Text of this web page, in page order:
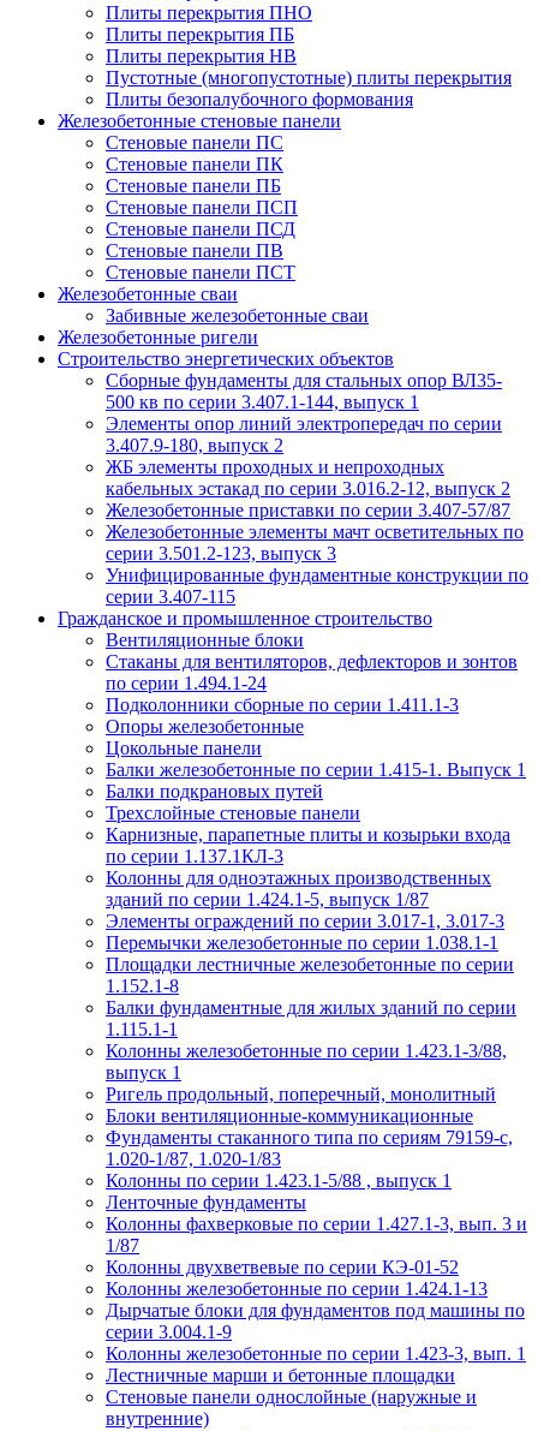
Плиты перекрытия ПНО
Плиты перекрытия ПБ
Плиты перекрытия НВ
Пустотные (многопустотные) плиты перекрытия
Плиты безопалубочного формования
Железобетонные стеновые панели
Стеновые панели ПС
Стеновые панели ПК
Стеновые панели ПБ
Стеновые панели ПСП
Стеновые панели ПСД
Стеновые панели ПВ
Стеновые панели ПСТ
Железобетонные сваи
Забивные железобетонные сваи
Железобетонные ригели
Строительство энергетических объектов
Сборные фундаменты для стальных опор ВЛ35-
500 кв по серии 3.407.1-144, выпуск 1
Элементы опор линий электропередач по серии
3.407.9-180, выпуск 2
ЖБ элементы проходных и непроходных
кабельных эстакад по серии 3.016.2-12, выпуск 2
Железобетонные приставки по серии 3.407-57/87
Железобетонные элементы мачт осветительных по
серии 3.501.2-123, выпуск 3
Унифицированные фундаментные конструкции по
серии 3.407-115
Гражданское и промышленное строительство
Вентиляционные блоки
Стаканы для вентиляторов, дефлекторов и зонтов
по серии 1.494.1-24
Подколонники сборные по серии 1.411.1-3
Опоры железобетонные
Цокольные панели
Балки железобетонные по серии 1.415-1. Выпуск 1
Балки подкрановых путей
Трехслойные стеновые панели
Карнизные, парапетные плиты и козырьки входа
по серии 1.137.1КЛ-3
Колонны для одноэтажных производственных
зданий по серии 1.424.1-5, выпуск 1/87
Элементы ограждений по серии 3.017-1, 3.017-3
Перемычки железобетонные по серии 1.038.1-1
Площадки лестничные железобетонные по серии
1.152.1-8
Балки фундаментные для жилых зданий по серии
1.115.1-1
Колонны железобетонные по серии 1.423.1-3/88,
выпуск 1
Ригель продольный, поперечный, монолитный
Блоки вентиляционные-коммуникационные
Фундаменты стаканного типа по сериям 79159-с,
1.020-1/87, 1.020-1/83
Колонны по серии 1.423.1-5/88 , выпуск 1
Ленточные фундаменты
Колонны фахверковые по серии 1.427.1-3, вып. 3 и
1/87
Колонны двухветвевые по серии КЭ-01-52
Колонны железобетонные по серии 1.424.1-13
Дырчатые блоки для фундаментов под машины по
серии 3.004.1-9
Колонны железобетонные по серии 1.423-3, вып. 1
Лестничные марши и бетонные площадки
Стеновые панели однослойные (наружные и
внутренние)